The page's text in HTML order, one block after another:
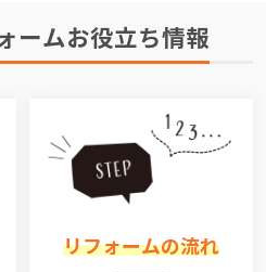
ームお役立ち情報
リフォームの流れ